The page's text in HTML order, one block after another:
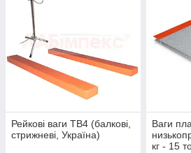
Рейкові ваги ТВ4 (балкові,
стрижневі, Україна)
Ваги
кг - 15